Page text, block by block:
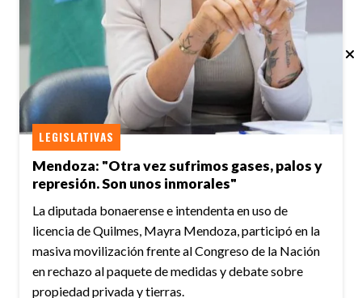
Mendoza: "Otra vez sufrimos gases, palos y
represión. Son unos inmorales"
LEGISLATIVAS
La diputada bonaerense e intendenta en uso de
licencia de Quilmes, Mayra Mendoza, participó en la
masiva movilización frente al Congreso de la Nación
en rechazo al paquete de medidas y debate sobre
propiedad privada y tierras.